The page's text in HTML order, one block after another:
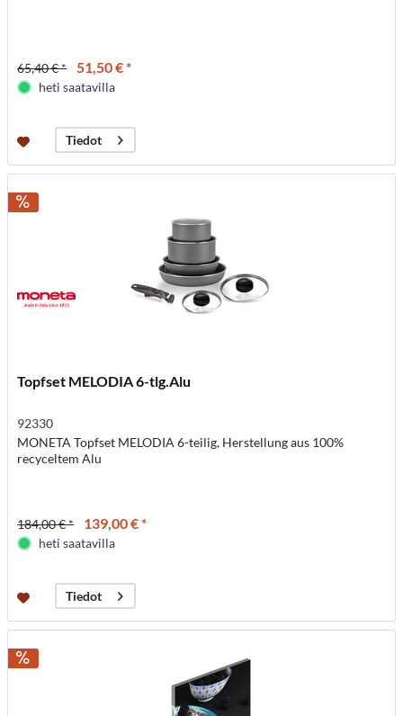
65,40 € * 51,50 € *
heti saatavilla
Tiedot
Topfset MELODIA 6-tlg.Alu
92330
MONETA Topfset MELODIA 6-teilig, Herstellung aus 100%
recyceltem Alu
184,00 € * 139,00 € *
heti saatavilla
Tiedot